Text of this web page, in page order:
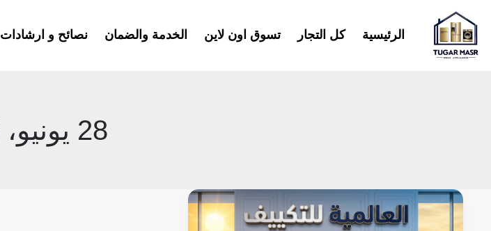
إلى
المحتوى
الرئيسية كل التجار تسوق اون لاين الخدمة والضمان نصائح و ارشادات
28 يونيو، 2026